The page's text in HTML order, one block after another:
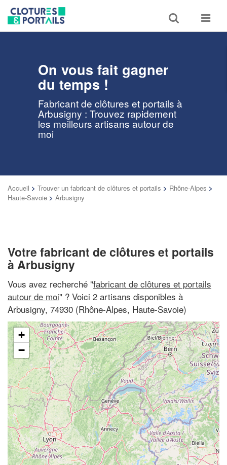
Toggle
search
Toggle
On vous fait gagner
du temps !
Fabricant de clôtures et portails à
Arbusigny : Trouvez rapidement
les meilleurs artisans autour de
moi
Accueil > Trouver un fabricant de clôtures et portails > Rhône-Alpes >
Haute-Savoie > Arbusigny
Votre fabricant de clôtures et portails
à Arbusigny
Vous avez recherché "fabricant de clôtures et portails
autour de moi" ? Voici 2 artisans disponibles à
Arbusigny, 74930 (Rhône-Alpes, Haute-Savoie)
+
−